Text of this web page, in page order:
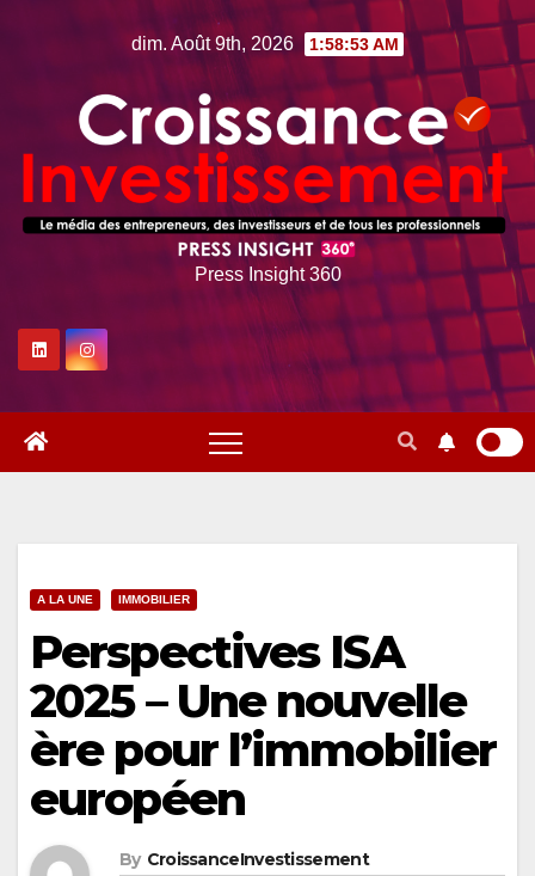
dim. Août 9th, 2026 1:58:55 AM
Press Insight 360
A LA UNE IMMOBILIER
Perspectives ISA
2025 – Une nouvelle
ère pour l’immobilier
européen
By CroissanceInvestissement